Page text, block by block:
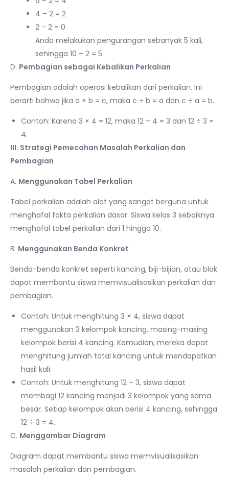
4 – 2 = 2
2 – 2 = 0
Anda melakukan pengurangan sebanyak 5 kali,
sehingga 10 ÷ 2 = 5.
D. Pembagian sebagai Kebalikan Perkalian
Pembagian adalah operasi kebalikan dari perkalian. Ini
berarti bahwa jika a × b = c, maka c ÷ b = a dan c ÷ a = b.
Contoh: Karena 3 × 4 = 12, maka 12 ÷ 4 = 3 dan 12 ÷ 3 =
4.
III. Strategi Pemecahan Masalah Perkalian dan
Pembagian
A. Menggunakan Tabel Perkalian
Tabel perkalian adalah alat yang sangat berguna untuk
menghafal fakta perkalian dasar. Siswa kelas 3 sebaiknya
menghafal tabel perkalian dari 1 hingga 10.
B. Menggunakan Benda Konkret
Benda-benda konkret seperti kancing, biji-bijian, atau blok
dapat membantu siswa memvisualisasikan perkalian dan
pembagian.
Contoh: Untuk menghitung 3 × 4, siswa dapat
menggunakan 3 kelompok kancing, masing-masing
kelompok berisi 4 kancing. Kemudian, mereka dapat
menghitung jumlah total kancing untuk mendapatkan
hasil kali.
Contoh: Untuk menghitung 12 ÷ 3, siswa dapat
membagi 12 kancing menjadi 3 kelompok yang sama
besar. Setiap kelompok akan berisi 4 kancing, sehingga
12 ÷ 3 = 4.
C. Menggambar Diagram
Diagram dapat membantu siswa memvisualisasikan
masalah perkalian dan pembagian.